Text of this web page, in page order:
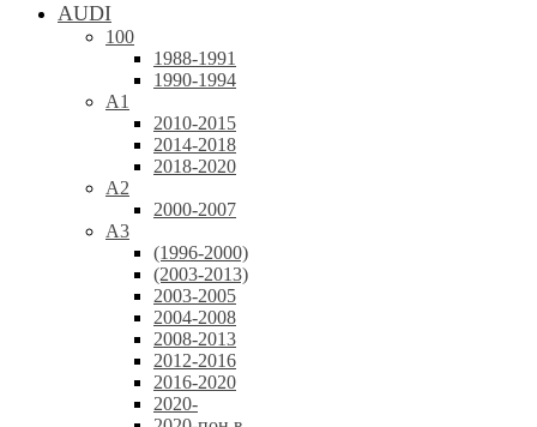
AUDI
100
1988-1991
1990-1994
A1
2010-2015
2014-2018
2018-2020
A2
2000-2007
A3
(1996-2000)
(2003-2013)
2003-2005
2004-2008
2008-2013
2012-2016
2016-2020
2020-